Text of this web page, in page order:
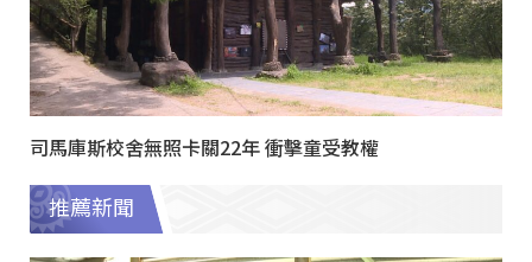
司馬庫斯校舍無照卡關22年 衝擊童受教權
推薦新聞